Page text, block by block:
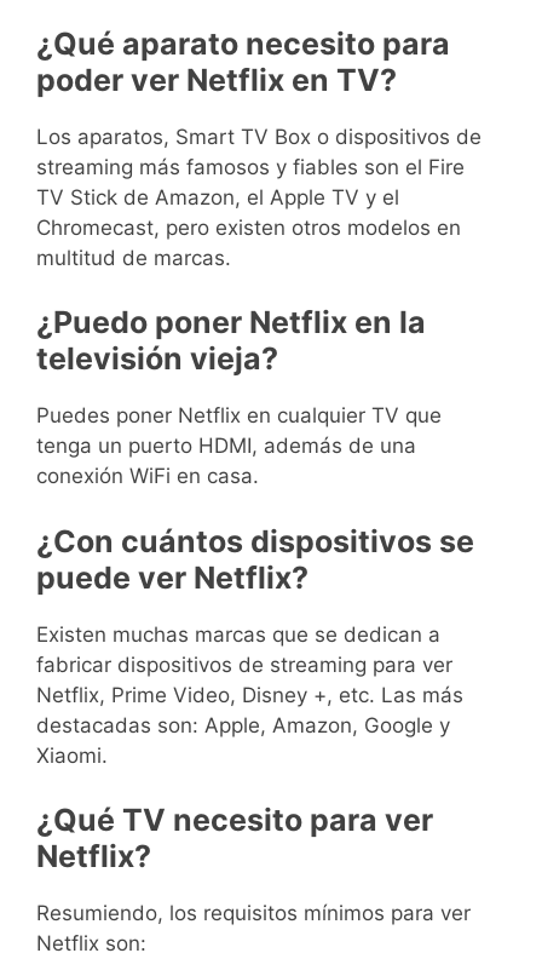
¿Qué aparato necesito para
poder ver Netflix en TV?
Los aparatos, Smart TV Box o dispositivos de
streaming más famosos y fiables son el Fire
TV Stick de Amazon, el Apple TV y el
Chromecast, pero existen otros modelos en
multitud de marcas.
¿Puedo poner Netflix en la
televisión vieja?
Puedes poner Netflix en cualquier TV que
tenga un puerto HDMI, además de una
conexión WiFi en casa.
¿Con cuántos dispositivos se
puede ver Netflix?
Existen muchas marcas que se dedican a
fabricar dispositivos de streaming para ver
Netflix, Prime Video, Disney +, etc. Las más
destacadas son: Apple, Amazon, Google y
Xiaomi.
¿Qué TV necesito para ver
Netflix?
Resumiendo, los requisitos mínimos para ver
Netflix son: